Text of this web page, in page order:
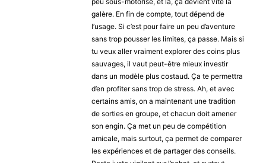
galère. En fin de compte, tout dépend de
l’usage. Si c’est pour faire un peu d’aventure
sans trop pousser les limites, ça passe. Mais si
tu veux aller vraiment explorer des coins plus
sauvages, il vaut peut-être mieux investir
dans un modèle plus costaud. Ça te permettra
d’en profiter sans trop de stress. Ah, et avec
certains amis, on a maintenant une tradition
de sorties en groupe, et chacun doit amener
son engin. Ça met un peu de compétition
amicale, mais surtout, ça permet de comparer
les expériences et de partager des conseils.